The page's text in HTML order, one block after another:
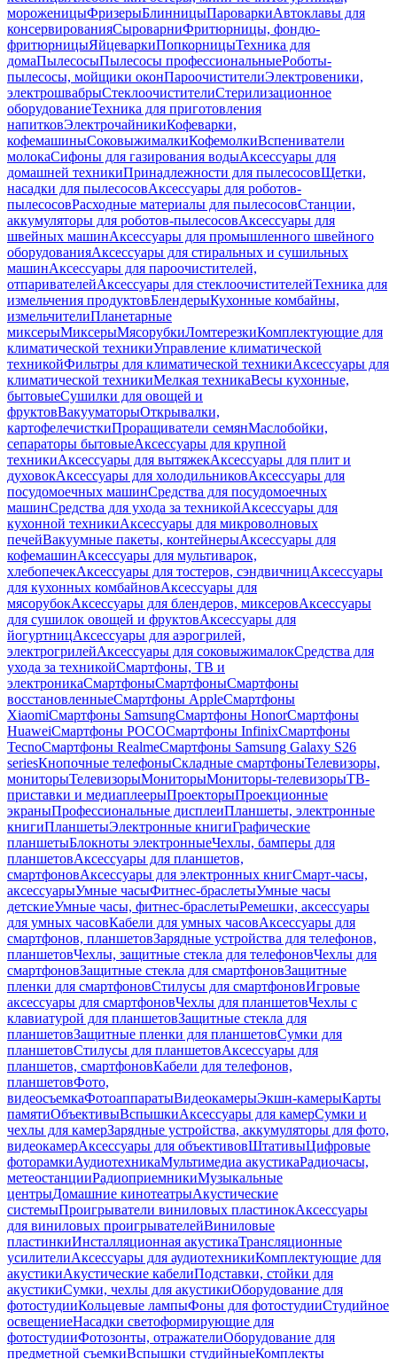
мороженицыФризерыБлинницыПароваркиАвтоклавы для
консервированияСыроварниФритюрницы, фондю-
фритюрницыЯйцеваркиПопкорницыТехника для
домаПылесосыПылесосы профессиональныеРоботы-
пылесосы, мойщики оконПароочистителиЭлектровеники,
электрошвабрыСтеклоочистителиСтерилизационное
оборудованиеТехника для приготовления
напитковЭлектрочайникиКофеварки,
кофемашиныСоковыжималкиКофемолкиВспениватели
молокаСифоны для газирования водыАксессуары для
домашней техникиПринадлежности для пылесосовЩетки,
насадки для пылесосовАксессуары для роботов-
пылесосовРасходные материалы для пылесосовСтанции,
аккумуляторы для роботов-пылесосовАксессуары для
швейных машинАксессуары для промышленного швейного
оборудованияАксессуары для стиральных и сушильных
машинАксессуары для пароочистителей,
отпаривателейАксессуары для стеклоочистителейТехника для
измельчения продуктовБлендерыКухонные комбайны,
измельчителиПланетарные
миксерыМиксерыМясорубкиЛомтерезкиКомплектующие для
климатической техникиУправление климатической
техникойФильтры для климатической техникиАксессуары для
климатической техникиМелкая техникаВесы кухонные,
бытовыеСушилки для овощей и
фруктовВакууматорыОткрывалки,
картофелечисткиПроращиватели семянМаслобойки,
сепараторы бытовыеАксессуары для крупной
техникиАксессуары для вытяжекАксессуары для плит и
духовокАксессуары для холодильниковАксессуары для
посудомоечных машинСредства для посудомоечных
машинСредства для ухода за техникойАксессуары для
кухонной техникиАксессуары для микроволновых
печейВакуумные пакеты, контейнерыАксессуары для
кофемашинАксессуары для мультиварок,
хлебопечекАксессуары для тостеров, сэндвичницАксессуары
для кухонных комбайновАксессуары для
мясорубокАксессуары для блендеров, миксеровАксессуары
для сушилок овощей и фруктовАксессуары для
йогуртницАксессуары для аэрогрилей,
электрогрилейАксессуары для соковыжималокСредства для
ухода за техникойСмартфоны, ТВ и
электроникаСмартфоныСмартфоныСмартфоны
восстановленныеСмартфоны AppleСмартфоны
XiaomiСмартфоны SamsungСмартфоны HonorСмартфоны
HuaweiСмартфоны POCOСмартфоны InfinixСмартфоны
TecnoСмартфоны RealmeСмартфоны Samsung Galaxy S26
seriesКнопочные телефоныСкладные смартфоныТелевизоры,
мониторыТелевизорыМониторыМониторы-телевизорыТВ-
приставки и медиаплеерыПроекторыПроекционные
экраныПрофессиональные дисплеиПланшеты, электронные
книгиПланшетыЭлектронные книгиГрафические
планшетыБлокноты электронныеЧехлы, бамперы для
планшетовАксессуары для планшетов,
смартфоновАксессуары для электронных книгСмарт-часы,
аксессуарыУмные часыФитнес-браслетыУмные часы
детскиеУмные часы, фитнес-браслетыРемешки, аксессуары
для умных часовКабели для умных часовАксессуары для
смартфонов, планшетовЗарядные устройства для телефонов,
планшетовЧехлы, защитные стекла для телефоновЧехлы для
смартфоновЗащитные стекла для смартфоновЗащитные
пленки для смартфоновСтилусы для смартфоновИгровые
аксессуары для смартфоновЧехлы для планшетовЧехлы с
клавиатурой для планшетовЗащитные стекла для
планшетовЗащитные пленки для планшетовСумки для
планшетовСтилусы для планшетовАксессуары для
планшетов, смартфоновКабели для телефонов,
планшетовФото,
видеосъемкаФотоаппаратыВидеокамерыЭкшн-камерыКарты
памятиОбъективыВспышкиАксессуары для камерСумки и
чехлы для камерЗарядные устройства, аккумуляторы для фото,
видеокамерАксессуары для объективовШтативыЦифровые
фоторамкиАудиотехникаМультимедиа акустикаРадиочасы,
метеостанцииРадиоприемникиМузыкальные
центрыДомашние кинотеатрыАкустические
системыПроигрыватели виниловых пластинокАксессуары
для виниловых проигрывателейВиниловые
пластинкиИнсталляционная акустикаТрансляционные
усилителиАксессуары для аудиотехникиКомплектующие для
акустикиАкустические кабелиПодставки, стойки для
акустикиСумки, чехлы для акустикиОборудование для
фотостудииКольцевые лампыФоны для фотостудииСтудийное
освещениеНасадки светоформирующие для
фотостудииФотозонты, отражателиОборудование для
предметной съемкиВспышки студийныеКомплекты